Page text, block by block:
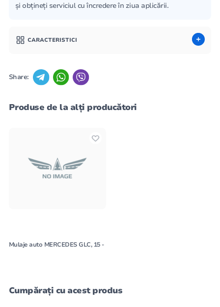
și obțineți serviciul cu încredere în ziua aplicării.
CARACTERISTICI
Share:
Produse de la alți producători
Mulaje auto MERCEDES GLC, 15 -
Cumpărați cu acest produs